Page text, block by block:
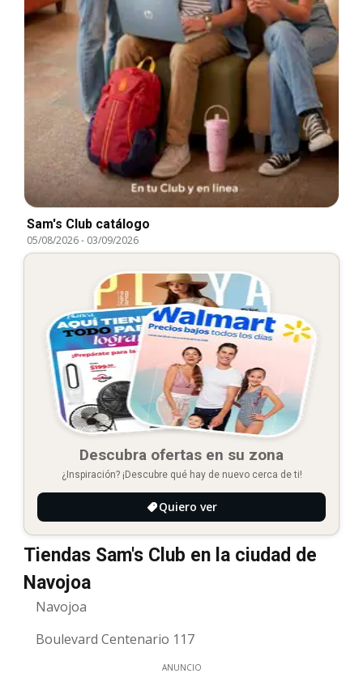
Sam's Club catálogo
05/08/2026- 03/09/2026
Descubra ofertas en su zona
¿Inspiración? ¡Descubre qué hay de nuevo cerca de ti!
Quiero ver
Tiendas Sam's Club en la ciudad de
Navojoa
Navojoa
Boulevard Centenario 117
ANUNCIO